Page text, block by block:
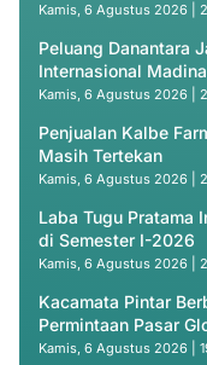
Kamis, 6 Agustus 2026 |
Peluang Danantara
Internasional
Kamis, 6 Agustus 2026 |
Penjualan Kalbe
Masih Tertekan
Kamis, 6 Agustus 2026 |
Laba Tugu Pratama
di Semester I-2026
Kamis, 6 Agustus 2026 |
Kacamata Pintar
Permintaan Pasar
Kamis, 6 Agustus 2026 |